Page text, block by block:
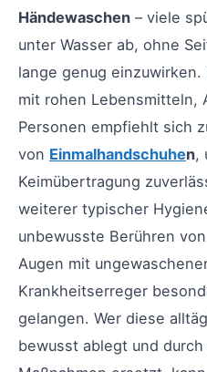
Händewaschen – viele
unter Wasser ab, ohne
lange genug
mit rohen Lebensmitteln,
Personen empfiehlt sich
von Einmalhandschuhen,
Keimübertragung
weiterer typischer
unbewusste Berühren
Augen mit
Krankheitserreger
gelangen. Wer diese
bewusst ablegt und